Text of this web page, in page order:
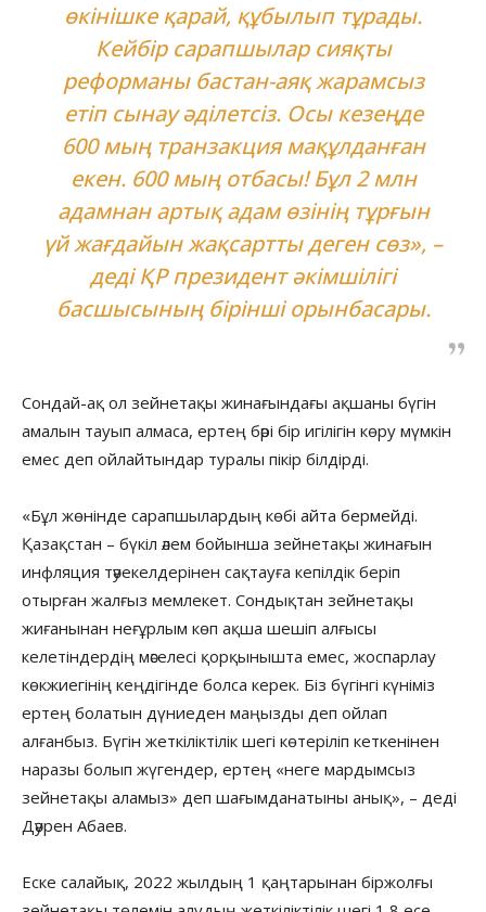
өкінішке қарай, құбылып тұрады.
Кейбір сарапшылар сияқты
реформаны бастан-аяқ жарамсыз
етіп сынау әділетсіз. Осы кезеңде
600 мың транзакция мақұлданған
екен. 600 мың отбасы! Бұл 2 млн
адамнан артық адам өзінің тұрғын
үй жағдайын жақсартты деген сөз», –
деді ҚР президент әкімшілігі
басшысының бірінші орынбасары.
Сондай-ақ ол зейнетақы жинағындағы ақшаны бүгін
амалын тауып алмаса, ертең бәрі бір игілігін көру мүмкін
емес деп ойлайтындар туралы пікір білдірді.
«Бұл жөнінде сарапшылардың көбі айта бермейді.
Қазақстан – бүкіл әлем бойынша зейнетақы жинағын
инфляция тәуекелдерінен сақтауға кепілдік беріп
отырған жалғыз мемлекет. Сондықтан зейнетақы
жиғанынан неғұрлым көп ақша шешіп алғысы
келетіндердің мәселесі қорқынышта емес, жоспарлау
көкжиегінің кеңдігінде болса керек. Біз бүгінгі күніміз
ертең болатын дүниеден маңызды деп ойлап
алғанбыз. Бүгін жеткіліктілік шегі көтеріліп кеткенінен
наразы болып жүгендер, ертең «неге мардымсыз
зейнетақы аламыз» деп шағымданатыны анық», – деді
Дәурен Абаев.
Еске салайық, 2022 жылдың 1 қаңтарынан біржолғы